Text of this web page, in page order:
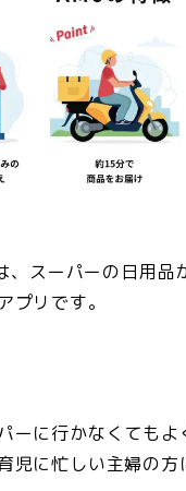
、スーパーの日用品
プリです。
ーに行かなくてもよ
児に忙しい主婦の方